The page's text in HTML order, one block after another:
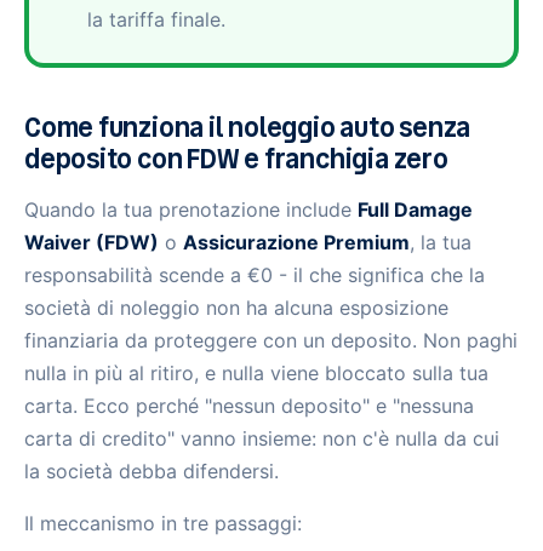
la tariffa finale.
Come funziona il noleggio auto senza
deposito con FDW e franchigia zero
Quando la tua prenotazione include Full Damage
Waiver (FDW) o Assicurazione Premium, la tua
responsabilità scende a €0 - il che significa che la
società di noleggio non ha alcuna esposizione
finanziaria da proteggere con un deposito. Non paghi
nulla in più al ritiro, e nulla viene bloccato sulla tua
carta. Ecco perché "nessun deposito" e "nessuna
carta di credito" vanno insieme: non c'è nulla da cui
la società debba difendersi.
Il meccanismo in tre passaggi: